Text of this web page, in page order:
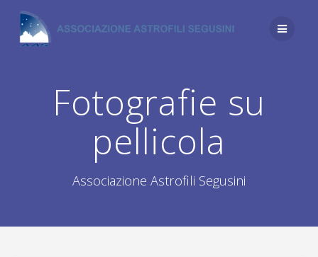
contenuto
Fotografie su
pellicola
Associazione Astrofili Segusini